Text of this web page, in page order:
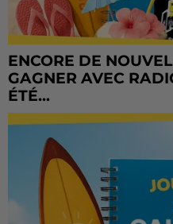
ENCORE DE
GAGNER AVEC
ÉTÉ...